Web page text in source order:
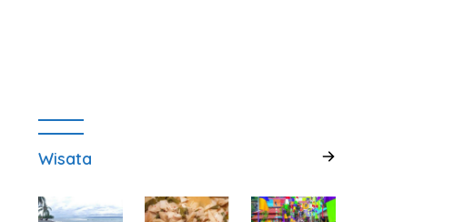
Wisata